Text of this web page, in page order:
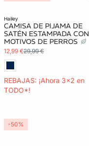
hailey
CAMISA DE PIJAMA DE
SATÉN ESTAMPADA CON
MOTIVOS DE PERROS
12,99 €29,99 €
REBAJAS: ¡Ahora 3x2 en
TODO*!
-50%